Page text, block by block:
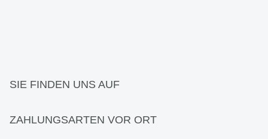
SIE FINDEN UNS AUF
ZAHLUNGSARTEN VOR ORT